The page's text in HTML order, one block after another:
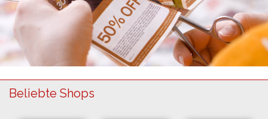
Beliebte Shops